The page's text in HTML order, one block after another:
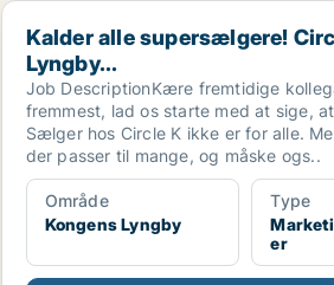
Kalder alle supersælgere! Circle K
Kalder alle supersælgere!
Lyngby...
Job DescriptionKære fremtidige
fremmest, lad os starte med at sige,
Sælger hos Circle K ikke er for alle.
der passer til mange, og måske ogs..
Område
Kongens Lyngby
Type
er